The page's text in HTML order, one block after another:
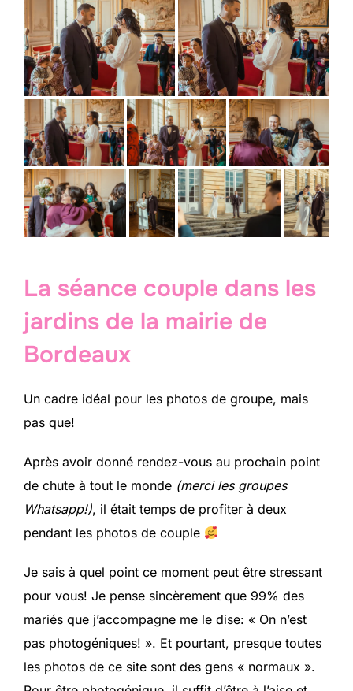
La séance couple dans les
jardins de la mairie de
Bordeaux
Un cadre idéal pour les photos de groupe, mais
pas que!
Après avoir donné rendez-vous au prochain point
de chute à tout le monde (merci les groupes
Whatsapp!), il était temps de profiter à deux
pendant les photos de couple
Je sais à quel point ce moment peut être stressant
pour vous! Je pense sincèrement que 99% des
mariés que j’accompagne me le dise: « On n’est
pas photogéniques! ». Et pourtant, presque toutes
les photos de ce site sont des gens « normaux ».